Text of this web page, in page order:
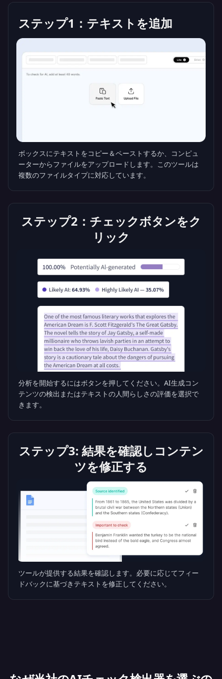
ステップ1：テキストを追加
ボックスにテキストをコピー＆ペーストするか、コンピュ
ーターからファイルをアップロードします。このツールは
複数のファイルタイプに対応しています。
ステップ2：チェックボタンをク
リック
分析を開始するにはボタンを押してください。AI生成コン
テンツの検出またはテキストの人間らしさの評価を選択で
きます。
ステップ3: 結果を確認しコンテン
ツを修正する
ツールが提供する結果を確認します。必要に応じてフィー
ドバックに基づきテキストを修正してください。